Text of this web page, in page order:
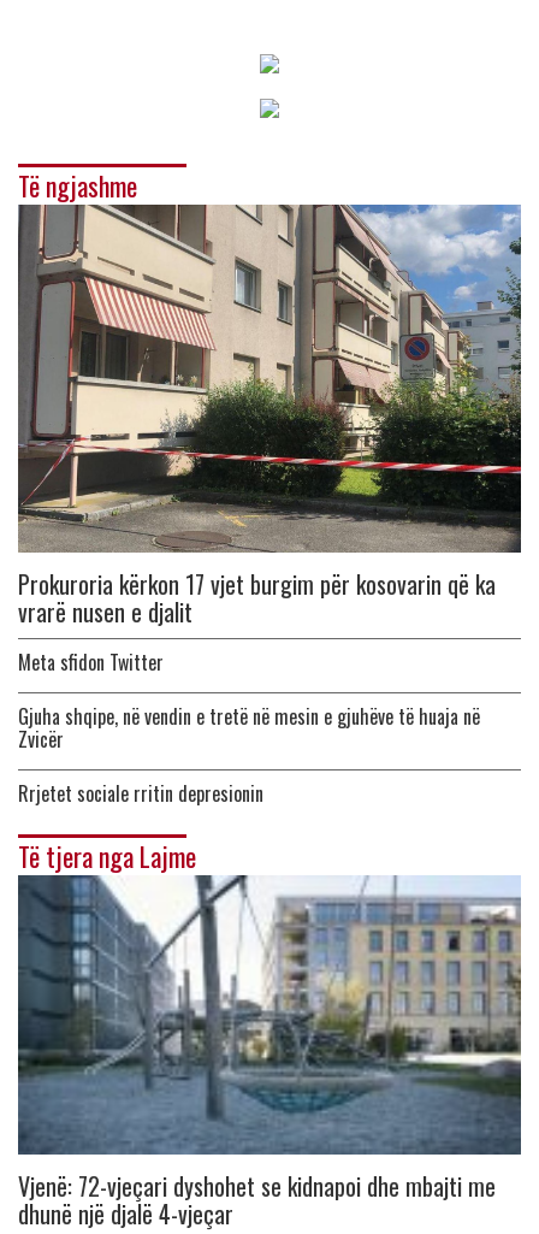
Të ngjashme
Prokuroria kërkon 17 vjet burgim për kosovarin që ka
vrarë nusen e djalit
Meta sfidon Twitter
Gjuha shqipe, në vendin e tretë në mesin e gjuhëve të huaja në
Zvicër
Rrjetet sociale rritin depresionin
Të tjera nga Lajme
Vjenë: 72-vjeçari dyshohet se kidnapoi dhe mbajti me
dhunë një djalë 4-vjeçar